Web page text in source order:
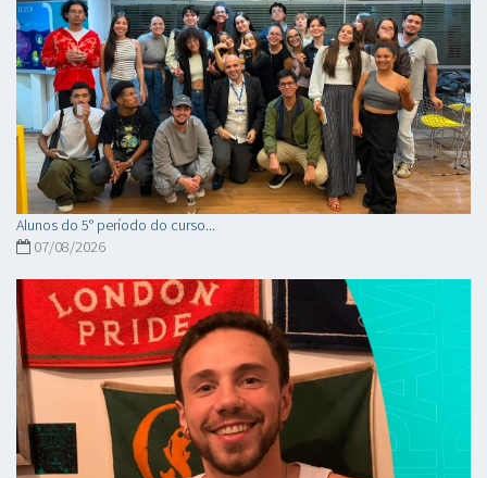
Alunos do 5° período do curso...
07/08/2026